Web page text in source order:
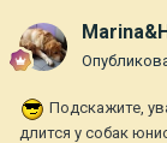
Подскажите,
длится у собак